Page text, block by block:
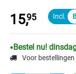
15,95
Bestel nu!
Voor